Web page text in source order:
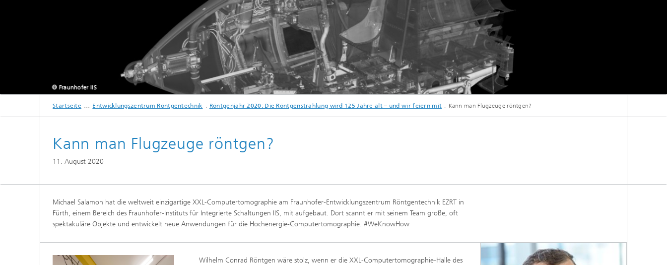
Strategische Initiativen
Das Fraunhofer IIS hat den Raketenjäger Me 163 Messerschmitt mittels XXL-Computertomographie untersucht.
© Fraunhofer IIS
Startseite Entwicklungszentrum Röntgentechnik Röntgenjahr 2020: Die Röntgenstrahlung wird 125 Jahre alt – und wir feiern mit Kann man Flugzeuge röntgen?
Kann man Flugzeuge röntgen?
11. August 2020
Michael Salamon hat die weltweit einzigartige XXL-Computertomographie am Fraunhofer-Entwicklungszentrum Röntgentechnik EZRT in
Fürth, einem Bereich des Fraunhofer-Instituts für Integrierte Schaltungen IIS, mit aufgebaut. Dort scannt er mit seinem Team große, oft
spektakuläre Objekte und entwickelt neue Anwendungen für die Hochenergie-Computertomographie. #WeKnowHow
Wilhelm Conrad Röntgen wäre stolz, wenn er die XXL-Computertomographie-Halle des